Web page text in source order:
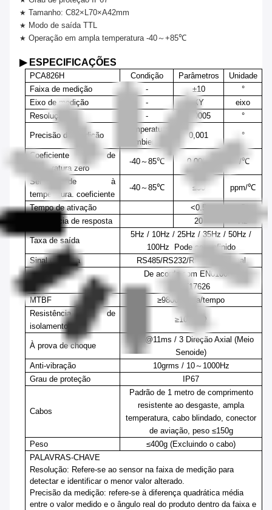
★ Tamanho: C82×L70×A42mm
★ Modo de saída TTL
★ Operação em ampla temperatura -40～ +85℃
▶ ESPECIFICAÇÕES
PCA826H Condição Parâmetros
Unidade
Faixa de medição
- ±10
°
Eixo de medição
- XY
eixo
Resolução
- 0,0005 °
Precisão da medição
Temperatura
ambiente
0,001 °
Coeficiente de
temperatura zero
-40～85℃ 0,000 °/℃
Sensibilidade à
temperatura. coeficiente
-40～85℃ ≤50 ppm/℃
Tempo de ativação <0.5
Frequência de resposta
20 Hz
Taxa de saída
5Hz / 10Hz / 25Hz / 35Hz / 50Hz /
100Hz
Pode ser definido
Sinal de saída
RS485/RS232/RS422 Opcional
De acordo com EN61000 e
GBT17626
MTBF
≥98000
hora/tempo
Resistência de
isolamento
≥100 MΩ
À prova de choque
100g@11ms / 3 Direção Axial (Meio
Senoide)
Anti-vibração
10grms / 10～ 1000Hz
Grau de proteção
IP67
Cabos
Padrão de 1 metro de comprimento
resistente ao desgaste, ampla
temperatura, cabo blindado, conector
de aviação, peso ≤150g
Peso
≤400g (Excluindo o cabo)
PALAVRAS-CHAVE
Resolução: Refere-se ao sensor na faixa de medição para
detectar e identificar o menor valor alterado.
Precisão da medição:refere-se à diferença quadrática média
entre o valor medido e o ângulo real do produto dentro da faixa e